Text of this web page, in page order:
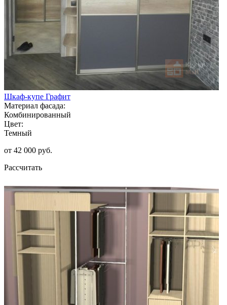
Шкаф-купе Графит
Материал фасада:
Комбинированный
Цвет:
Темный
от 42 000 руб.
Рассчитать